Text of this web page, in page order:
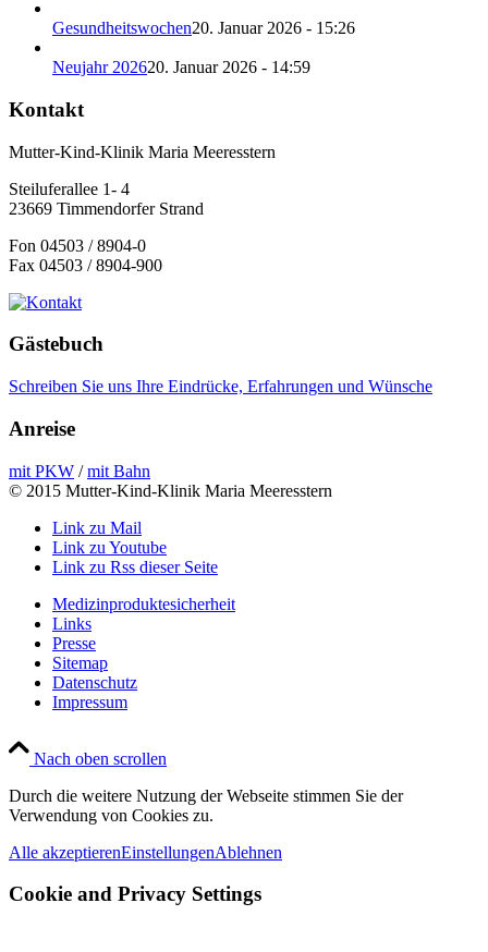
Gesundheitswochen20. Januar 2026 - 15:26
Neujahr 202620. Januar 2026 - 14:59
Kontakt
Mutter-Kind-Klinik Maria Meeresstern
Steiluferallee 1- 4
23669 Timmendorfer Strand
Fon 04503 / 8904-0
Fax 04503 / 8904-900
Gästebuch
Schreiben Sie uns Ihre Eindrücke, Erfahrungen und Wünsche
Anreise
mit PKW /mit Bahn
© 2015 Mutter-Kind-Klinik Maria Meeresstern
Link zu Mail
Link zu Youtube
Link zu Rss dieser Seite
Medizinproduktesicherheit
Links
Presse
Sitemap
Datenschutz
Impressum
Nach oben scrollen
Durch die weitere Nutzung der Webseite stimmen Sie der
Verwendung von Cookies zu.
Alle akzeptierenEinstellungenAblehnen
Cookie and Privacy Settings